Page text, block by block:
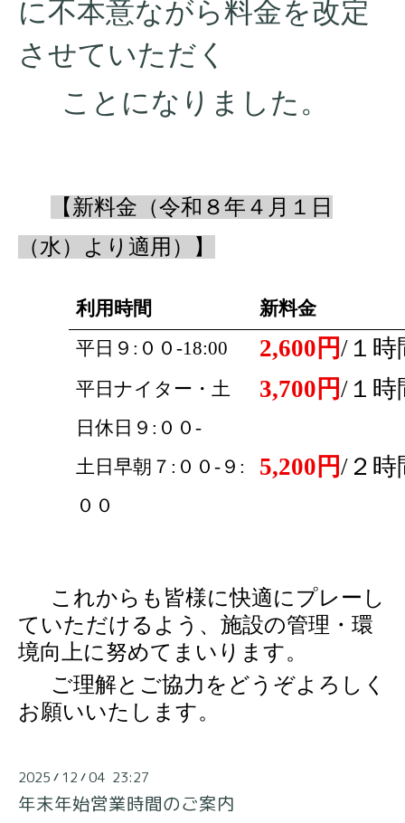
に不本意ながら料金を改定
させていただく
ことになりました。
【新料金（令和８年４月１日
（水）より適用）】
利用時間
新料金
平日９ : ００ -18:00 2,600 円/１時
平日ナイター・土
日休日９ : ００ -
3,700 円/１時
土日早朝７ : ００ -９ :
００
5,200 円/２時
これからも皆様に快適にプレーし
ていただけるよう、施設の管理・環
境向上に努めてまいります。
ご理解とご協力をどうぞよろしく
お願いいたします。
2025 / 12 /04 23:27
年末年始営業時間のご案内